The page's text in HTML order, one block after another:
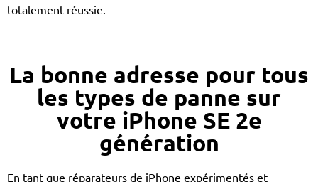
totalement réussie.
La bonne adresse pour tous
les types de panne sur
votre iPhone SE 2e
génération
En tant que réparateurs de iPhone expérimentés et